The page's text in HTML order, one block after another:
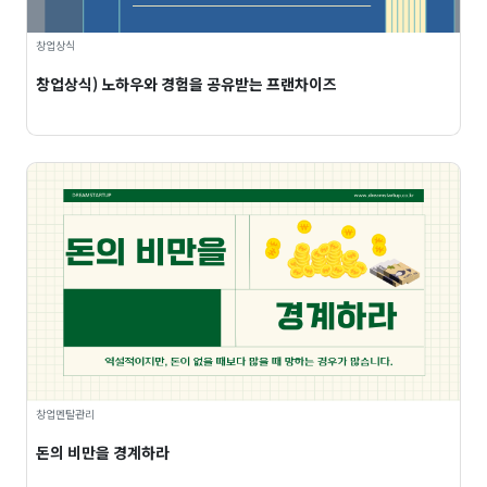
창업상식
창업상식) 노하우와 경험을 공유받는 프랜차이즈
창업멘탈관리
돈의 비만을 경계하라